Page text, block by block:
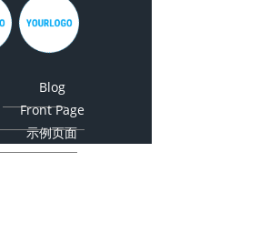
Blog
Front Page
示例页面